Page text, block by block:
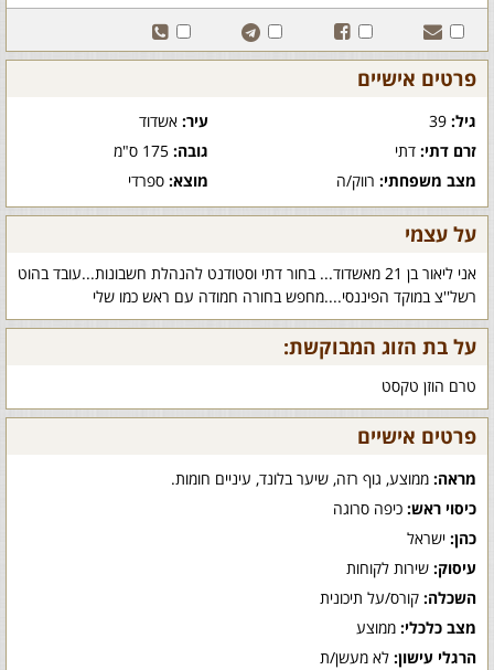
פרטים אישיים
גיל: עיר:אשדוד
זרם דתי: דתי גובה:175 ס"מ
מצב משפחתי: רווק/ה מוצא:ספרדי
על עצמי
אני ליאור בן 21 מאשדוד... בחור דתי וסטודנט להנהלת חשבונות...עובד בהוט
רשל''צ במוקד הפיננסי....מחפש בחורה חמודה עם ראש כמו שלי
על בת הזוג המבוקשת:
טרם הוזן טקסט
פרטים אישיים
מראה: ממוצע, גוף רזה, שיער בלונד, עיניים חומות.
כיסוי ראש: כיפה סרוגה
כהן: ישראל
עיסוק: שירות לקוחות
השכלה: קורס/על תיכונית
מצב כלכלי: ממוצע
הרגלי עישון: לא מעשן/ת